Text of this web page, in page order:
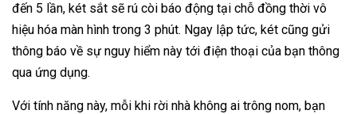
đến 5 lần, két sắt sẽ rú còi báo động tại chỗ đồng thời vô
hiệu hóa màn hình trong 3 phút. Ngay lập tức, két cũng gửi
thông báo về sự nguy hiểm này tới điện thoại của bạn thông
qua ứng dụng.
Với tính năng này, mỗi khi rời nhà không ai trông nom, bạn